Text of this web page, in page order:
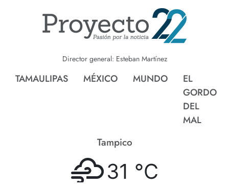
Director general: Esteban Martínez
TAMAULIPAS MÉXICO MUNDO
EL
GORDO
DEL
MAL
Tampico
31 °C